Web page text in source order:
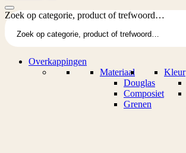
Zoek op categorie, product of trefwoord…
Overkappingen
Materiaal
Douglas
Composiet
Grenen
Kleur